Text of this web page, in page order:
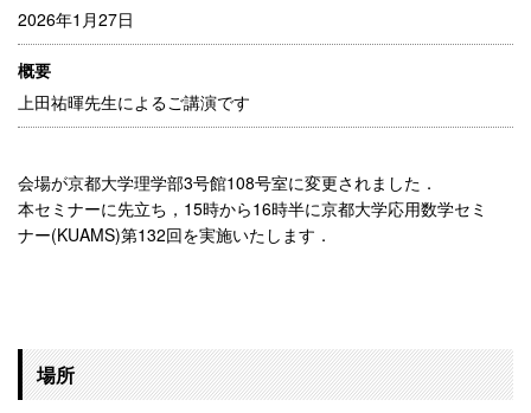
2026年1月27日
概要
上田祐暉先生によるご講演です
会場が京都大学理学部3号館108号室に変更されました．
本セミナーに先立ち，15時から16時半に京都大学応用数学セミ
ナー(KUAMS)第132回を実施いたします．
場所